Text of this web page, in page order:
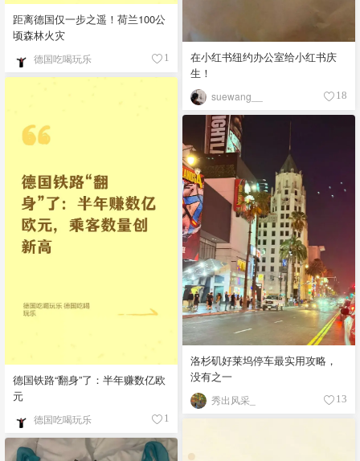
距离德国仅一步之遥！荷兰100公
顷森林火灾
德国吃喝玩乐 1
在小红书纽约办公室给小红书庆
生！
suewang__ 18
德国铁路“翻身”了：半年赚数亿欧
元
德国吃喝玩乐 1
洛杉矶好莱坞停车最实用攻略，
没有之一
秀出风采_ 13